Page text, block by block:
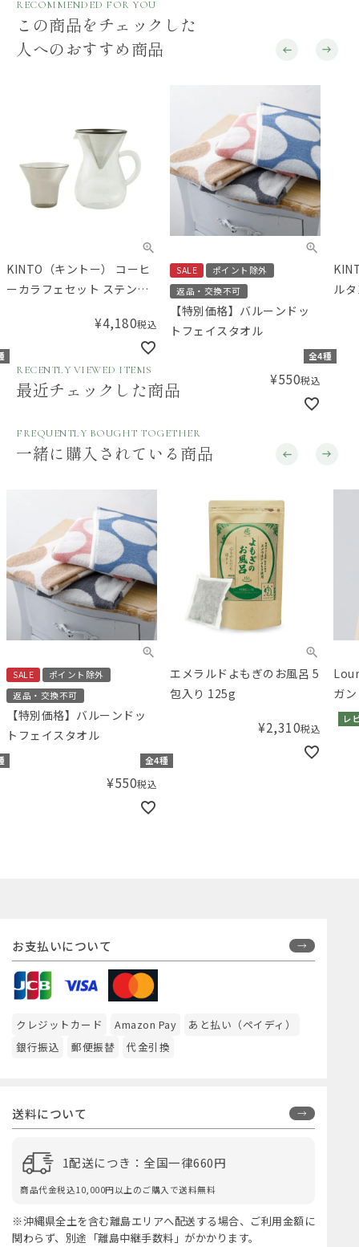
RECOMMENDED FOR YOU
この商品をチェックした
人へのおすすめ商品
KINTO（キントー） コーヒ
ーカラフェセット ステンレ
¥4,180税込
SALE
ポイント除外
返品・交換不可
【特別価格】バルーンドッ
トフェイスタオル
全4種
¥550税込
ル
RECENTLY VIEWED ITEMS
最近チェックした商品
FREQUENTLY BOUGHT TOGETHER
一緒に購入されている商品
SALE
ポイント除外
返品・交換不可
【特別価格】バルーンドッ
トフェイスタオル
全4種
¥550税込
エメラルドよもぎのお風呂 5
包入り 125g
¥2,310税込
ガ
レ
お支払いについて
クレジットカード Amazon Pay
あと払い（ペイディ）
銀行振込
郵便振替 代金引換
送料について
1配送につき：全国一律660円
商品代金税込10,000円以上のご購入で送料無料
※沖縄県全土を含む離島エリアへ配送する場合、ご利用金額に
関わらず、別途「離島中継手数料」がかかります。